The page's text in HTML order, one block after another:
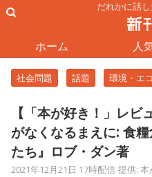
だれかに話
ホーム 人
社会問題 話題 環境・エ
【「本が好き！」レ
がなくなるまえに: 食
たち』ロブ・ダン著
2021年12月21日 17時配信 提供: 本